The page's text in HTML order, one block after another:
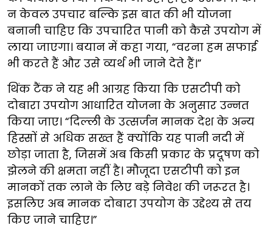
न केवल उपचार बल्कि इस बात की भी योजना
बनानी चाहिए कि उपचारित पानी को कैसे उपयोग में
लाया जाएगा। बयान में कहा गया, “वरना हम सफाई
भी करते हैं और उसे व्यर्थ भी जाने देते हैं।”
थिंक टैंक ने यह भी आग्रह किया कि एसटीपी को
दोबारा उपयोग आधारित योजना के अनुसार उन्नत
किया जाए। “दिल्ली के उत्सर्जन मानक देश के अन्य
हिस्सों से अधिक सख्त हैं क्योंकि यह पानी नदी में
छोड़ा जाता है, जिसमें अब किसी प्रकार के प्रदूषण को
झेलने की क्षमता नहीं है। मौजूदा एसटीपी को इन
मानकों तक लाने के लिए बड़े निवेश की जरूरत है।
इसलिए अब मानक दोबारा उपयोग के उद्देश्य से तय
किए जाने चाहिए।”